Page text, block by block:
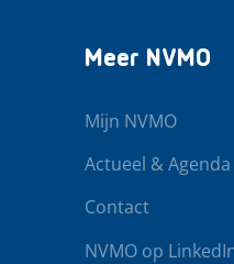
Meer NVMO
Mijn NVMO
Actueel & Agenda
Contact
NVMO op